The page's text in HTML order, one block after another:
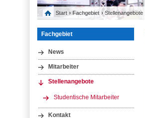
Start › Fachgebiet ›Stellenangebote
Fachgebiet
News
Mitarbeiter
Stellenangebote
Studentische Mitarbeiter
Kontakt